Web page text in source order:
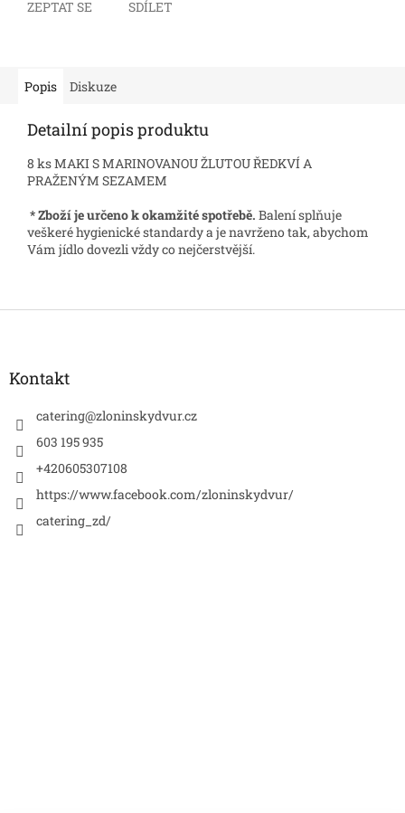
ZEPTAT SE SDÍLET
Popis Diskuze
Detailní popis produktu
8 ks MAKI S MARINOVANOU ŽLUTOU ŘEDKVÍ A
PRAŽENÝM SEZAMEM
* Zboží je určeno k okamžité spotřebě. Balení splňuje
veškeré hygienické standardy a je navrženo tak, abychom
Vám jídlo dovezli vždy co nejčerstvější.
Z
Kontakt
catering@zloninskydvur.cz
603 195 935
+420605307108
https://www.facebook.com/zloninskydvur/
catering_zd/